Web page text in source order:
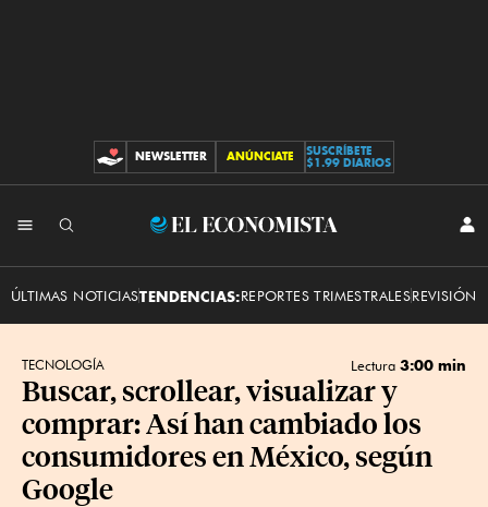
CONTRIBUCIONES
NEWSLETTER ANÚNCIATE
SUSCRÍBETE
$1.99 DIARIOS
El
ÚLTIMAS NOTICIASTENDENCIAS:REPORTES TRIMESTRALESREVISIÓN
TECNOLOGÍA Lectura 3:00 min
Buscar, scrollear, visualizar y
comprar: Así han cambiado los
consumidores en México, según
Google